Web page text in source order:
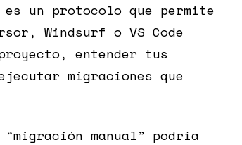
es un protocolo que permite
Windsurf o VS Code
entender tus
migraciones que
manual” podría